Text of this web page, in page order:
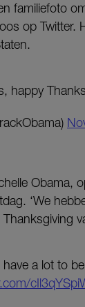
familiefoto
op Twitter.
happy
Obama,
‘We
have a lot to